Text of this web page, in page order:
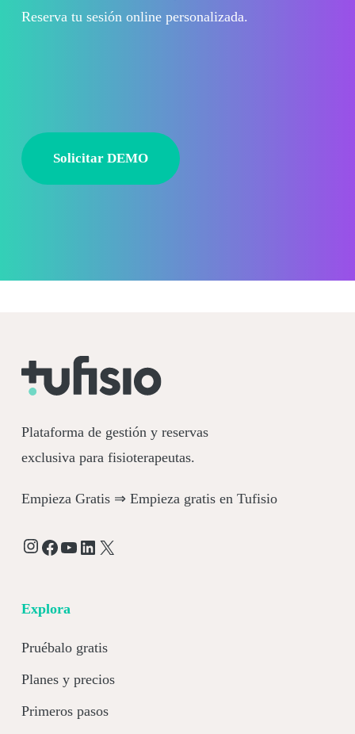
Reserva tu sesión online personalizada.
Solicitar DEMO
Plataforma de gestión y reservas
exclusiva para fisioterapeutas.
Empieza Gratis ⇒ Empieza gratis en Tufisio
Instagram
Facebook
YouTube
LinkedIn
Explora
Pruébalo gratis
Planes y precios
Primeros pasos